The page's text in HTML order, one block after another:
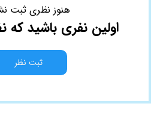
هنوز نظری ثبت
اولین نفری باشید
ثبت نظر